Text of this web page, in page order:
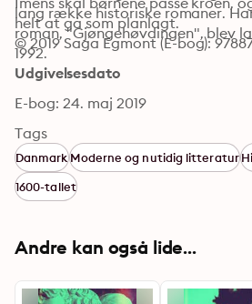
helt at gå som planlagt.
lang række historiske romaner.
roman, "Gjøngehøvdingen", blev
1992.
© 2019 Saga Egmont (E-bog):
Udgivelsesdato
E-bog: 24. maj 2019
Tags
DanmarkModerne og nutidig litteratur
1600-tallet
Andre kan også lide...